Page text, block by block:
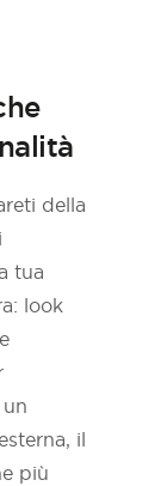
della
tua
look
il
più